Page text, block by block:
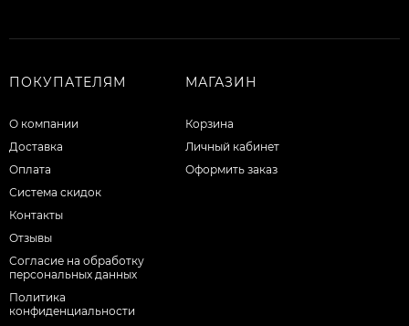
ПОКУПАТЕЛЯМ
О компании
Доставка
Оплата
Система скидок
Контакты
Отзывы
Согласие на обработку
персональных данных
Политика
конфиденциальности
МАГАЗИН
Корзина
Личный кабинет
Оформить заказ